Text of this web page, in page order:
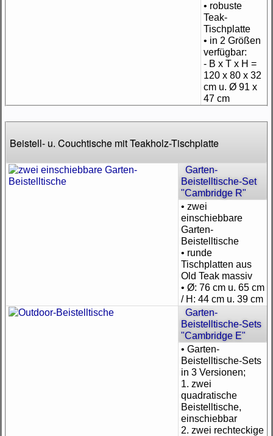
• robuste
Teak-
Tischplatte
• in 2 Größen
verfügbar:
- B x T x H =
120 x 80 x 32
cm u. Ø 91 x
47 cm
Beistell- u. Couchtische mit Teakholz-Tischplatte
Garten-
Beistelltische-Set
"Cambridge R"
• zwei
einschiebbare
Garten-
Beistelltische
• runde
Tischplatten aus
Old Teak massiv
• Ø: 76 cm u. 65 cm
/ H: 44 cm u. 39 cm
Garten-
Beistelltische-Sets
"Cambridge E"
• Garten-
Beistelltische-Sets
in 3 Versionen;
1. zwei
quadratische
Beistelltische,
einschiebbar
2. zwei rechteckige